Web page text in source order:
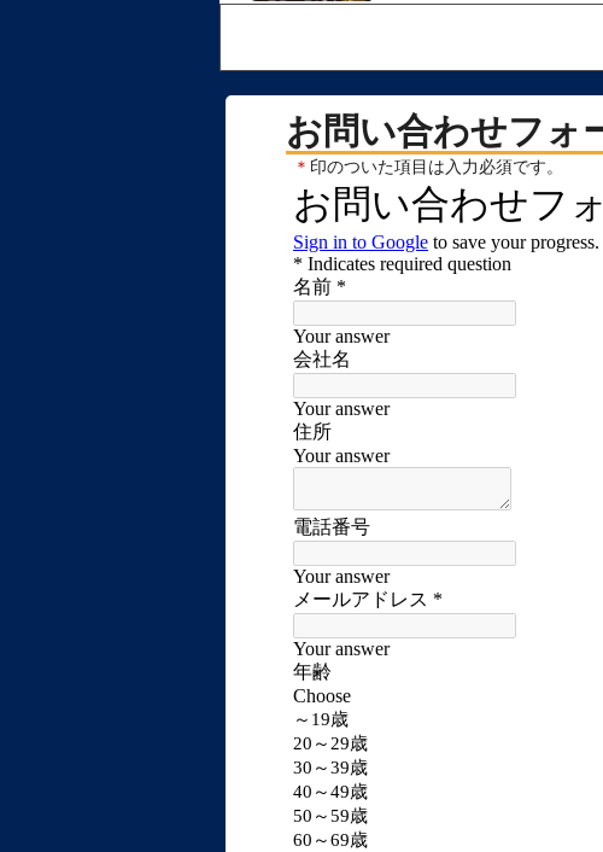
お問い合わせフォ
＊ 印のついた項目は入力必須です。